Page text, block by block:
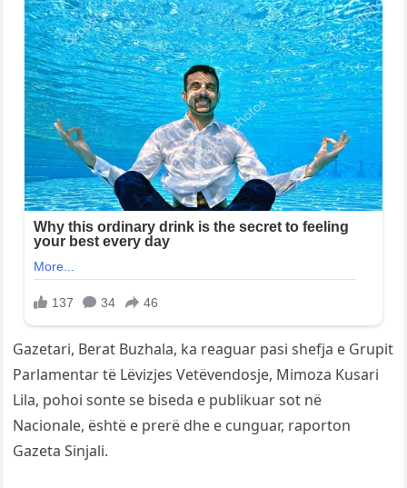
Gazetari, Berat Buzhala, ka reaguar pasi shefja e Grupit
Parlamentar të Lëvizjes Vetëvendosje, Mimoza Kusari
Lila, pohoi sonte se biseda e publikuar sot në
Nacionale, është e prerë dhe e cunguar, raporton
Gazeta Sinjali.